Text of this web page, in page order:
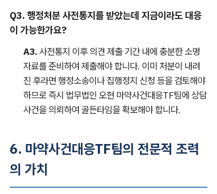
Q3. 행정처분 사전통지를 받았는데 지금이라도 대응
이 가능한가요?
A3. 사전통지 이후 의견 제출 기간 내에 충분한 소명
자료를 준비하여 제출해야 합니다. 이미 처분이 내려
진 후라면 행정소송이나 집행정지 신청 등을 검토해야
하므로 즉시 법무법인 오현 마약사건대응TF팀에 상담
사건을 의뢰하여 골든타임을 확보해야 합니다.
6. 마약사건대응TF팀의 전문적 조력
의 가치